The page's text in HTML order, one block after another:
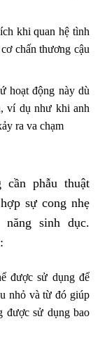
khi quan hệ tình
chấn thương cậu
hoạt động này dù
ví dụ như khi anh
ra va chạm
phẫu thuật
sự cong nhẹ
sinh dục.
được sử dụng để
nhỏ và từ đó giúp
được sử dụng bao